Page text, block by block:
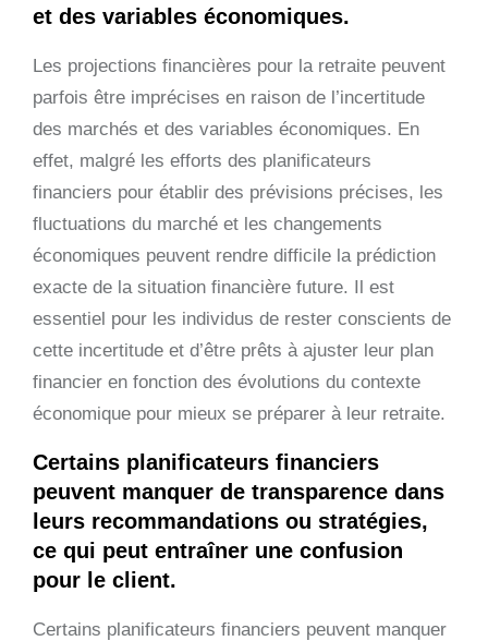
et des variables économiques.
Les projections financières pour la retraite peuvent
parfois être imprécises en raison de l’incertitude
des marchés et des variables économiques. En
effet, malgré les efforts des planificateurs
financiers pour établir des prévisions précises, les
fluctuations du marché et les changements
économiques peuvent rendre difficile la prédiction
exacte de la situation financière future. Il est
essentiel pour les individus de rester conscients de
cette incertitude et d’être prêts à ajuster leur plan
financier en fonction des évolutions du contexte
économique pour mieux se préparer à leur retraite.
Certains planificateurs financiers
peuvent manquer de transparence dans
leurs recommandations ou stratégies,
ce qui peut entraîner une confusion
pour le client.
Certains planificateurs financiers peuvent manquer